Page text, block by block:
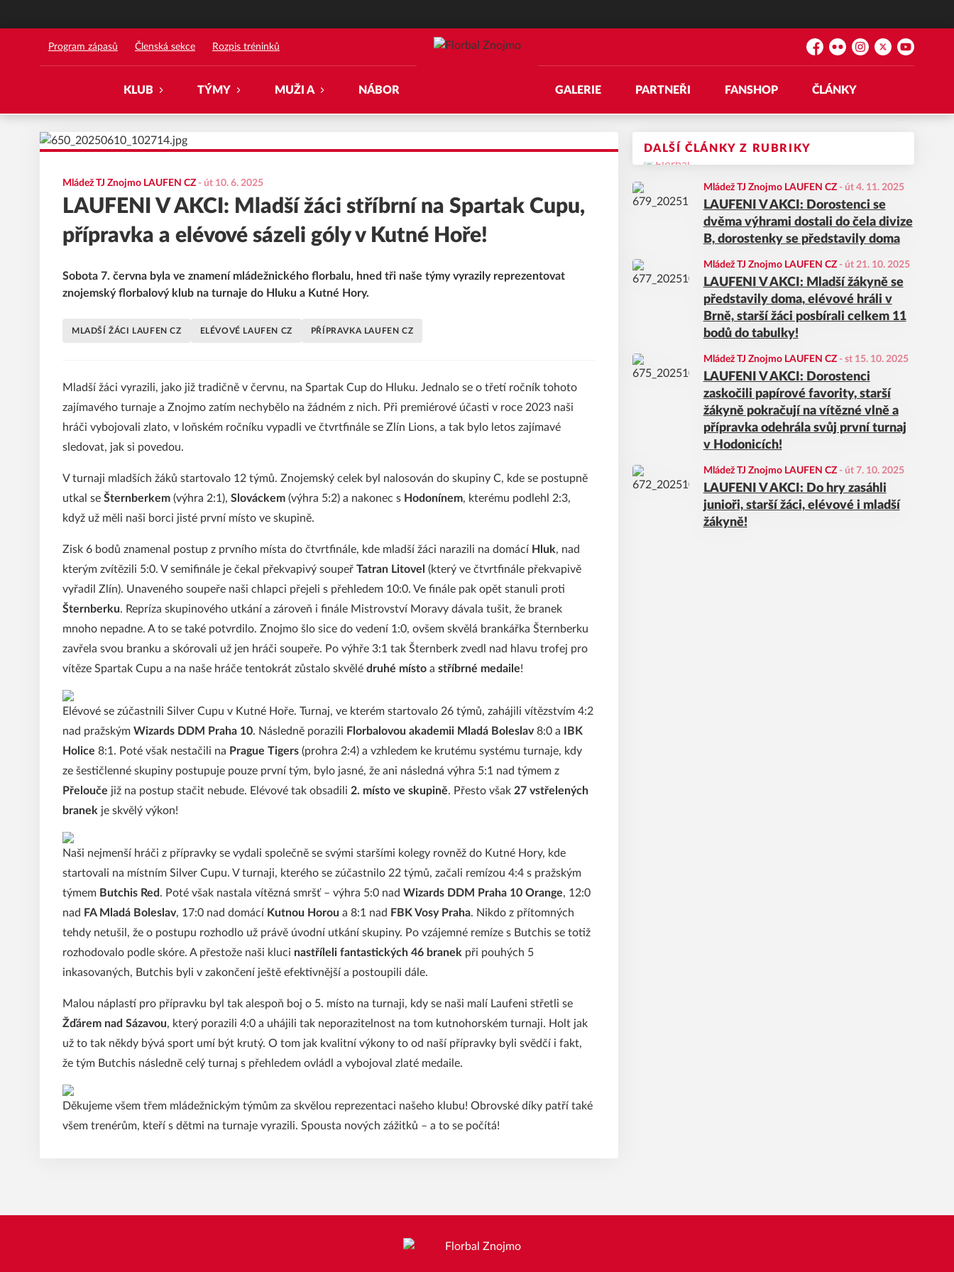
Program zápasů Členská sekce Rozpis tréninků
Facebook
Flickr InstagramPlatform X
YouTube
KLUB TÝMY MUŽI A NÁBOR GALERIE PARTNEŘI FANSHOP ČLÁNKY
DALŠÍ ČLÁNKY Z RUBRIKY
Mládež TJ Znojmo LAUFEN CZ- út 4. 11. 2025
LAUFENI V AKCI: Dorostenci se
dvěma výhrami dostali do čela divize
B, dorostenky se představily doma
Mládež TJ Znojmo LAUFEN CZ- út 21. 10. 2025
LAUFENI V AKCI: Mladší žákyně se
představily doma, elévové hráli v
Brně, starší žáci posbírali celkem 11
bodů do tabulky!
Mládež TJ Znojmo LAUFEN CZ- st 15. 10. 2025
LAUFENI V AKCI: Dorostenci
zaskočili papírové favority, starší
žákyně pokračují na vítězné vlně a
přípravka odehrála svůj první turnaj
v Hodonicích!
Mládež TJ Znojmo LAUFEN CZ- út 7. 10. 2025
LAUFENI V AKCI: Do hry zasáhli
junioři, starší žáci, elévové i mladší
žákyně!
Mládež TJ Znojmo LAUFEN CZ - út 10. 6. 2025
LAUFENI V AKCI: Mladší žáci stříbrní na Spartak Cupu,
přípravka a elévové sázeli góly v Kutné Hoře!
Sobota 7. června byla ve znamení mládežnického florbalu, hned tři naše týmy vyrazily reprezentovat
znojemský florbalový klub na turnaje do Hluku a Kutné Hory.
MLADŠÍ ŽÁCI LAUFEN CZ ELÉVOVÉ LAUFEN CZ PŘÍPRAVKA LAUFEN CZ
Mladší žáci vyrazili, jako již tradičně v červnu, na Spartak Cup do Hluku. Jednalo se o třetí ročník tohoto
zajímavého turnaje a Znojmo zatím nechybělo na žádném z nich. Při premiérové účasti v roce 2023 naši
hráči vybojovali zlato, v loňském ročníku vypadli ve čtvrtfinále se Zlín Lions, a tak bylo letos zajímavé
sledovat, jak si povedou.
V turnaji mladších žáků startovalo 12 týmů. Znojemský celek byl nalosován do skupiny C, kde se postupně
utkal se Šternberkem (výhra 2:1), Slováckem (výhra 5:2) a nakonec s Hodonínem, kterému podlehl 2:3,
když už měli naši borci jisté první místo ve skupině.
Zisk 6 bodů znamenal postup z prvního místa do čtvrtfinále, kde mladší žáci narazili na domácí Hluk, nad
kterým zvítězili 5:0. V semifinále je čekal překvapivý soupeř Tatran Litovel (který ve čtvrtfinále překvapivě
vyřadil Zlín). Unaveného soupeře naši chlapci přejeli s přehledem 10:0. Ve finále pak opět stanuli proti
Šternberku. Repríza skupinového utkání a zároveň i finále Mistrovství Moravy dávala tušit, že branek
mnoho nepadne. A to se také potvrdilo. Znojmo šlo sice do vedení 1:0, ovšem skvělá brankářka Šternberku
zavřela svou branku a skórovali už jen hráči soupeře. Po výhře 3:1 tak Šternberk zvedl nad hlavu trofej pro
vítěze Spartak Cupu a na naše hráče tentokrát zůstalo skvělé druhé místo a stříbrné medaile!
Elévové se zúčastnili Silver Cupu v Kutné Hoře. Turnaj, ve kterém startovalo 26 týmů, zahájili vítězstvím 4:2
nad pražským Wizards DDM Praha 10. Následně porazili Florbalovou akademii Mladá Boleslav 8:0 a
IBK
Holice 8:1. Poté však nestačili na Prague Tigers (prohra 2:4) a vzhledem ke krutému systému turnaje, kdy
ze šestičlenné skupiny postupuje pouze první tým, bylo jasné, že ani následná výhra 5:1 nad týmem z
Přelouče již na postup stačit nebude. Elévové tak obsadili 2. místo ve skupině. Přesto však 27 vstřelených
branek je skvělý výkon!
Naši nejmenší hráči z přípravky se vydali společně se svými staršími kolegy rovněž do Kutné Hory, kde
startovali na místním Silver Cupu. V turnaji, kterého se zúčastnilo 22 týmů, začali remízou 4:4 s pražským
týmem Butchis Red . Poté však nastala vítězná smršť – výhra 5:0 nad Wizards DDM Praha 10 Orange, 12:0
nad FA Mladá Boleslav, 17:0 nad domácí Kutnou Horou a 8:1 nad FBK Vosy Praha. Nikdo z přítomných
tehdy netušil, že o postupu rozhodlo už právě úvodní utkání skupiny. Po vzájemné remíze s Butchis se totiž
rozhodovalo podle skóre. A přestože naši kluci nastříleli fantastických 46 branek při pouhých 5
inkasovaných, Butchis byli v zakončení ještě efektivnější a postoupili dále.
Malou náplastí pro přípravku byl tak alespoň boj o 5. místo na turnaji, kdy se naši malí Laufeni střetli se
Žďárem nad Sázavou, který porazili 4:0 a uhájili tak neporazitelnost na tom kutnohorském turnaji. Holt jak
už to tak někdy bývá sport umí být krutý. O tom jak kvalitní výkony to od naší přípravky byli svědčí i fakt,
že tým Butchis následně celý turnaj s přehledem ovládl a vybojoval zlaté medaile.
Děkujeme všem třem mládežnickým týmům za skvělou reprezentaci našeho klubu! Obrovské díky patří také
všem trenérům, kteří s dětmi na turnaje vyrazili. Spousta nových zážitků – a to se počítá!